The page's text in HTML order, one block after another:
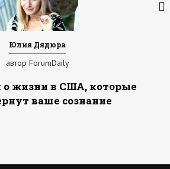
Юлия Дядюра
автор ForumDaily
о жизни в США, которые
ваше сознание